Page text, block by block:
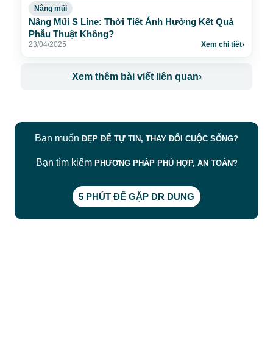
Nâng mũi
Nâng Mũi S Line: Thời Tiết Ảnh Hưởng Kết Quả
Phẫu Thuật Không?
23/04/2025 Xem chi tiết›
Xem thêm bài viết liên quan›
Bạn muốn ĐẸP ĐỂ TỰ TIN, THAY ĐỔI CUỘC SỐNG?
Bạn tìm kiếm PHƯƠNG PHÁP PHÙ HỢP, AN TOÀN?
5 PHÚT ĐỂ GẶP DR DUNG